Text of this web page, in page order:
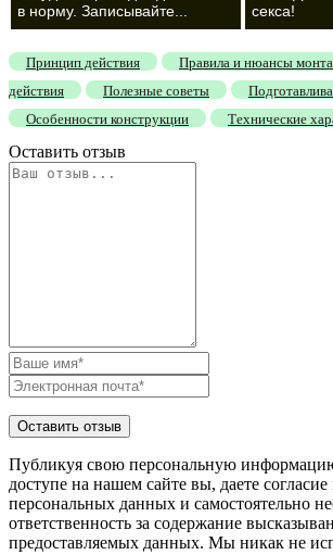
в норму. Записывайте...
секса!
Принцип действия Правила и нюансы
действия
Полезные советы
Особенности конструкции
Технические
Оставить отзыв
Публикуя свою персональную
доступе на нашем сайте вы, даете согласие
персональных данных и самостоятельно
ответственность за содержание
предоставляемых данных. Мы никак не